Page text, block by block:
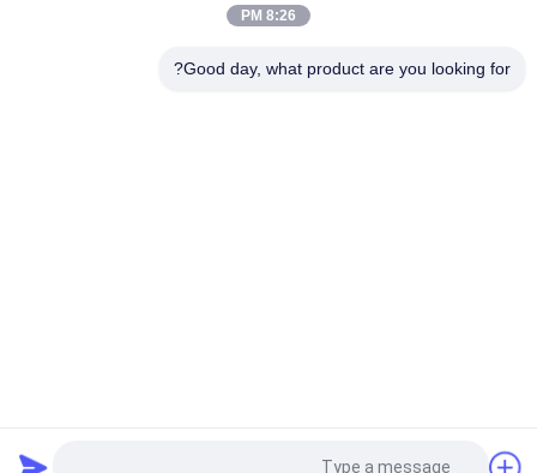
500x92x84W مخصصة نوعية جيدة الحفرة المطاط الزحف المطاط
8:26 PM
Good day, what product are you looking for?